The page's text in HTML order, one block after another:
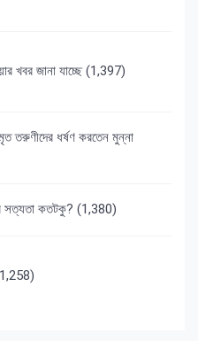
খবর জানা যাচ্ছে (1,397)
তরুণীদের ধর্ষণ করতেন মুন্না
সত্যতা কতটকু? (1,380)